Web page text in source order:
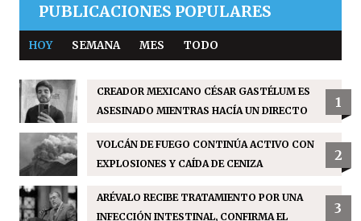
PUBLICACIONES POPULARES
HOY SEMANA MES TODO
CREADOR MEXICANO CÉSAR GASTÉLUM ES
ASESINADO MIENTRAS HACÍA UN DIRECTO
1
VOLCÁN DE FUEGO CONTINÚA ACTIVO CON
EXPLOSIONES Y CAÍDA DE CENIZA
2
ARÉVALO RECIBE TRATAMIENTO POR UNA
INFECCIÓN INTESTINAL, CONFIRMA EL
3